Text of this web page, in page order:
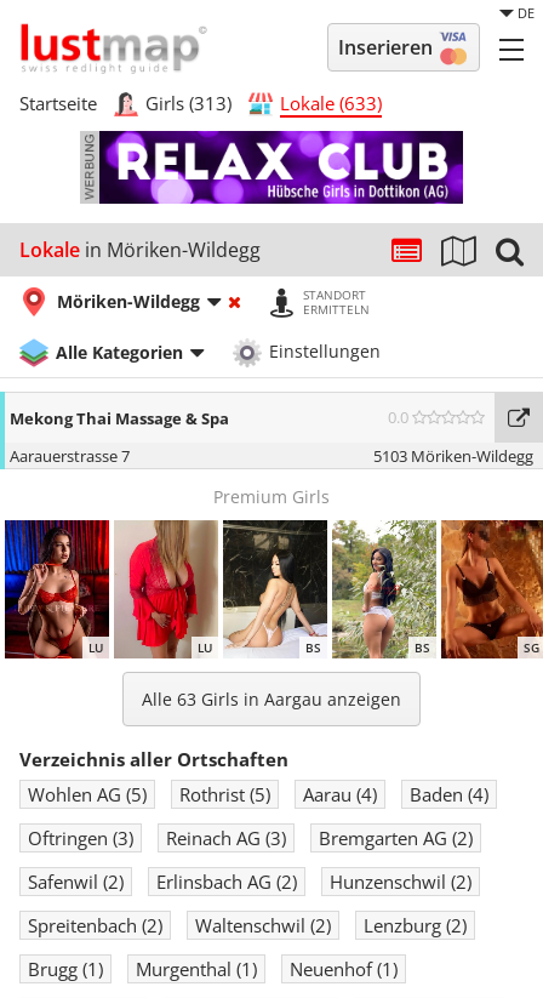
DE
Inserieren
Startseite Girls (313) Lokale (633)
Lokale in Möriken-Wildegg
Möriken-Wildegg
STANDORT
ERMITTELN
Alle Kategorien Einstellungen
Mekong Thai Massage & Spa
0.0
Aarauerstrasse 7
5103 Möriken-Wildegg
Premium Girls
LU LU BS BS SG
BS SG LU LU
Alle 63 Girls in Aargau anzeigen
Verzeichnis aller Ortschaften
Wohlen AG (5) Rothrist (5) Aarau (4) Baden (4)
Oftringen (3) Reinach AG (3) Bremgarten AG (2)
Safenwil (2) Erlinsbach AG (2) Hunzenschwil (2)
Spreitenbach (2) Waltenschwil (2) Lenzburg (2)
Brugg (1) Murgenthal (1) Neuenhof(1)